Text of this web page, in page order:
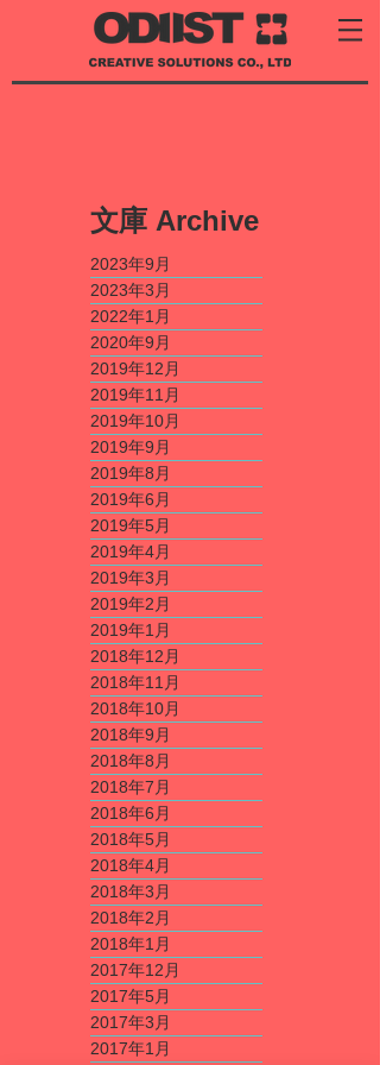
​文庫 Archive
2023年9月
2023年3月
2022年1月
2020年9月
2019年12月
2019年11月
2019年10月
2019年9月
2019年8月
2019年6月
2019年5月
2019年4月
2019年3月
2019年2月
2019年1月
2018年12月
2018年11月
2018年10月
2018年9月
2018年8月
2018年7月
2018年6月
2018年5月
2018年4月
2018年3月
2018年2月
2018年1月
2017年12月
2017年5月
2017年3月
2017年1月